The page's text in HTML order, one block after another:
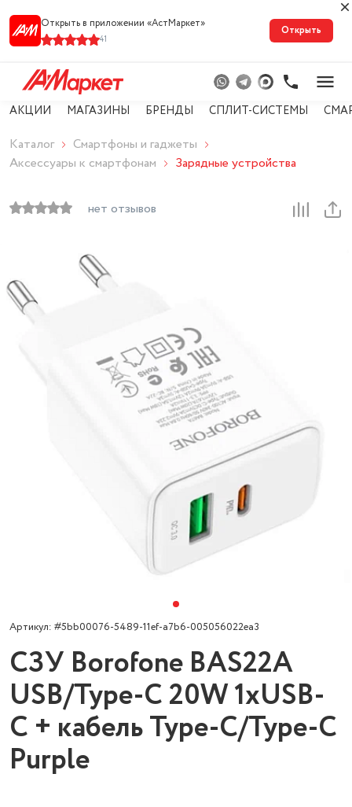
Открыть в приложении «АстМарке‪т‬»
41
Открыть
АКЦИИ МАГАЗИНЫ БРЕНДЫ СПЛИТ-СИСТЕМЫ
Каталог
Смартфоны и гаджеты
Аксессуары к смартфонам
Зарядные устройства
нет отзывов
Артикул: #5bb00076-5489-11ef-a7b6-005056022ea3
СЗУ Borofone BAS22A
USB/Type-C 20W 1xUSB-
C + кабель Type-C/Type-C
Purple